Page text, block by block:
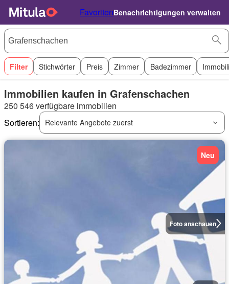
FavoritenBenachrichtigungen verwalten
Filter Stichwörter Preis Zimmer Badezimmer
Immobilien kaufen in Grafenschachen
250 546 verfügbare immobilien
Sortieren:
Relevante Angebote zuerst
Foto anschauen
Neu